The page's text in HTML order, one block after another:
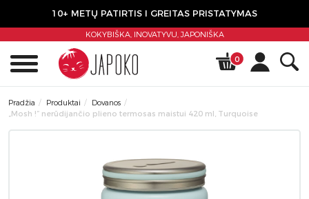
10+ METŲ PATIRTIS I GREITAS PRISTATYMAS
KOKYBIŠKA, INOVATYVU,JAPONIŠKA
0
Pradžia Produktai
Dovanos
„Mosh !” nerūdijančio plieno termosas maistui 420 ml, Turquoise